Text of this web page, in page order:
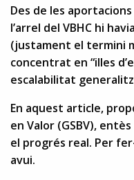
Des de les
l’arrel del VBHC hi
(justament el termini
concentrat en “illes
escalabilitat
En aquest article,
en Valor (GSBV),
el progrés real. Per
avui.